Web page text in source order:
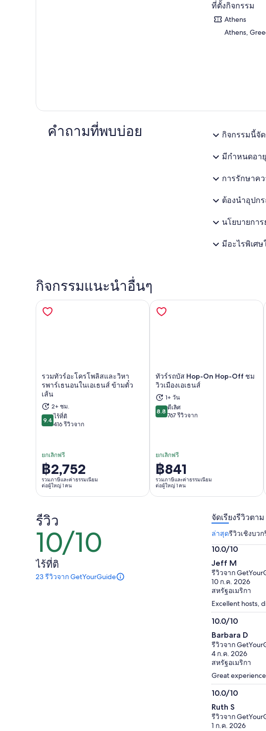
ที่ตั้งกิจกรรม
Athens
Athens,
คำถามที่พบบ่อย กิจกรรมนี้จั
มีกำหนดอา
การรักษาค
ต้องนำอุปก
นโยบายการ
มีอะไรพิเศ
กิจกรรมแนะนำอื่นๆ
รวมทัวร์อะโครโพลิสและวิหา
รพาร์เธนอนในเอเธนส์ ข้ามตั๋ว
เส้น
2+ ชม.
9.49.4 จาก 10
ไร้ที่ติ
416 รีวิวจาก
ยกเลิกฟรี
ราคา
อยู่
ต่อ
ผู้ใหญ่
คน
฿2,752
รวมภาษีและค่าธรรมเนียม
ต่อผู้ใหญ่ 1 คน
ทัวร์รถบัส Hop-On Hop-Off ชม
วิวเมืองเอเธนส์
1+ วัน
8.88.8 จาก 10
ดีเลิศ
767 รีวิวจาก
ยกเลิกฟรี
ราคา
อยู่
฿841
รวมภาษีและค่าธรรมเนียม
ต่อผู้ใหญ่ 1 คน
รีวิว
10/10
10
จาก
ไร้ที่ติ
23 รีวิวจาก GetYourGuide
มี
จัดเรียงรีวิวตาม
ล่าสุดรีวิวเชิงบวก
10.0/10
10.0
จาก
10
Jeff M
รีวิวจาก
10 ก.ค. 2026
สหรัฐอเมริกา
Excellent hosts,
10.0/10
10.0
จาก
10
Barbara D
รีวิวจาก
4 ก.ค. 2026
สหรัฐอเมริกา
Great
10.0/10
10.0
จาก
10
Ruth S
รีวิวจาก
1 ก.ค. 2026